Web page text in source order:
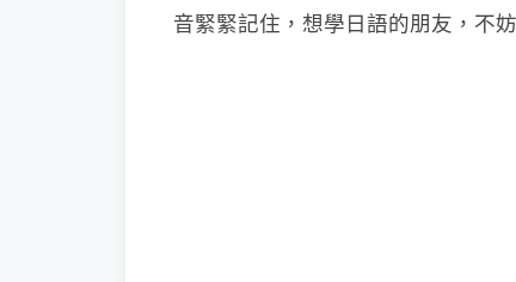
音緊緊記住，想學日語的朋友，不